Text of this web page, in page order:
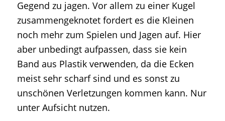
Gegend zu jagen. Vor allem zu einer Kugel
zusammengeknotet fordert es die Kleinen
noch mehr zum Spielen und Jagen auf. Hier
aber unbedingt aufpassen, dass sie kein
Band aus Plastik verwenden, da die Ecken
meist sehr scharf sind und es sonst zu
unschönen Verletzungen kommen kann. Nur
unter Aufsicht nutzen.